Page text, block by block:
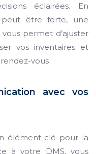
éclairées. En
peut être forte, une
permet d’ajuster
vos inventaires et
vous
avec vos
élément clé pour la
à votre DMS, vous